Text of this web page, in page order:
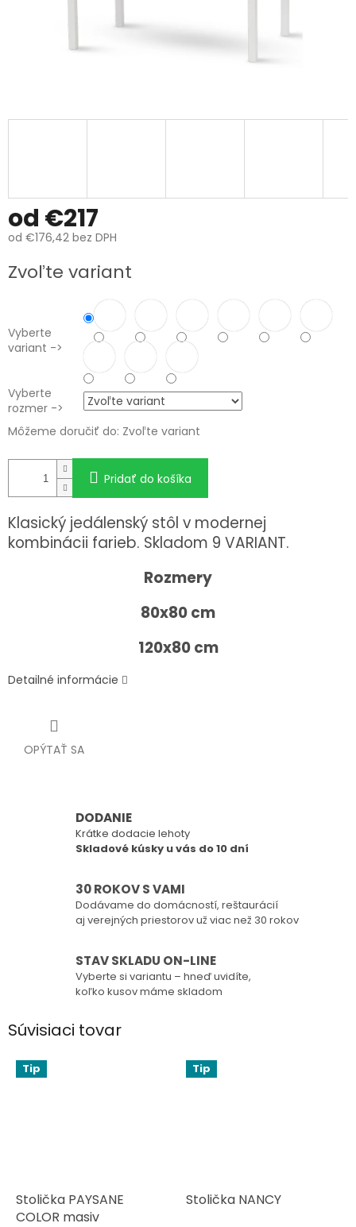
od €217
od €176,42 bez DPH
cena:
Zvoľte variant
Vyberte
variant ->
Vyberte
rozmer ->
Môžeme doručiť do: Zvoľte variant
Pridať do košíka
Klasický jedálenský stôl v modernej
kombinácii farieb. Skladom 9 VARIANT.
Rozmery
80x80 cm
120x80 cm
Detailné informácie
OPÝTAŤ SA
DODANIE
Krátke dodacie lehoty
Skladové kúsky u vás do 10 dní
30 ROKOV S VAMI
Dodávame do domácností, reštaurácií
aj verejných priestorov už viac než 30 rokov
STAV SKLADU ON-LINE
Vyberte si variantu – hneď uvidíte,
koľko kusov máme skladom
Súvisiaci tovar
Tip
Stolička PAYSANE
COLOR masiv
Tip
Stolička NANCY